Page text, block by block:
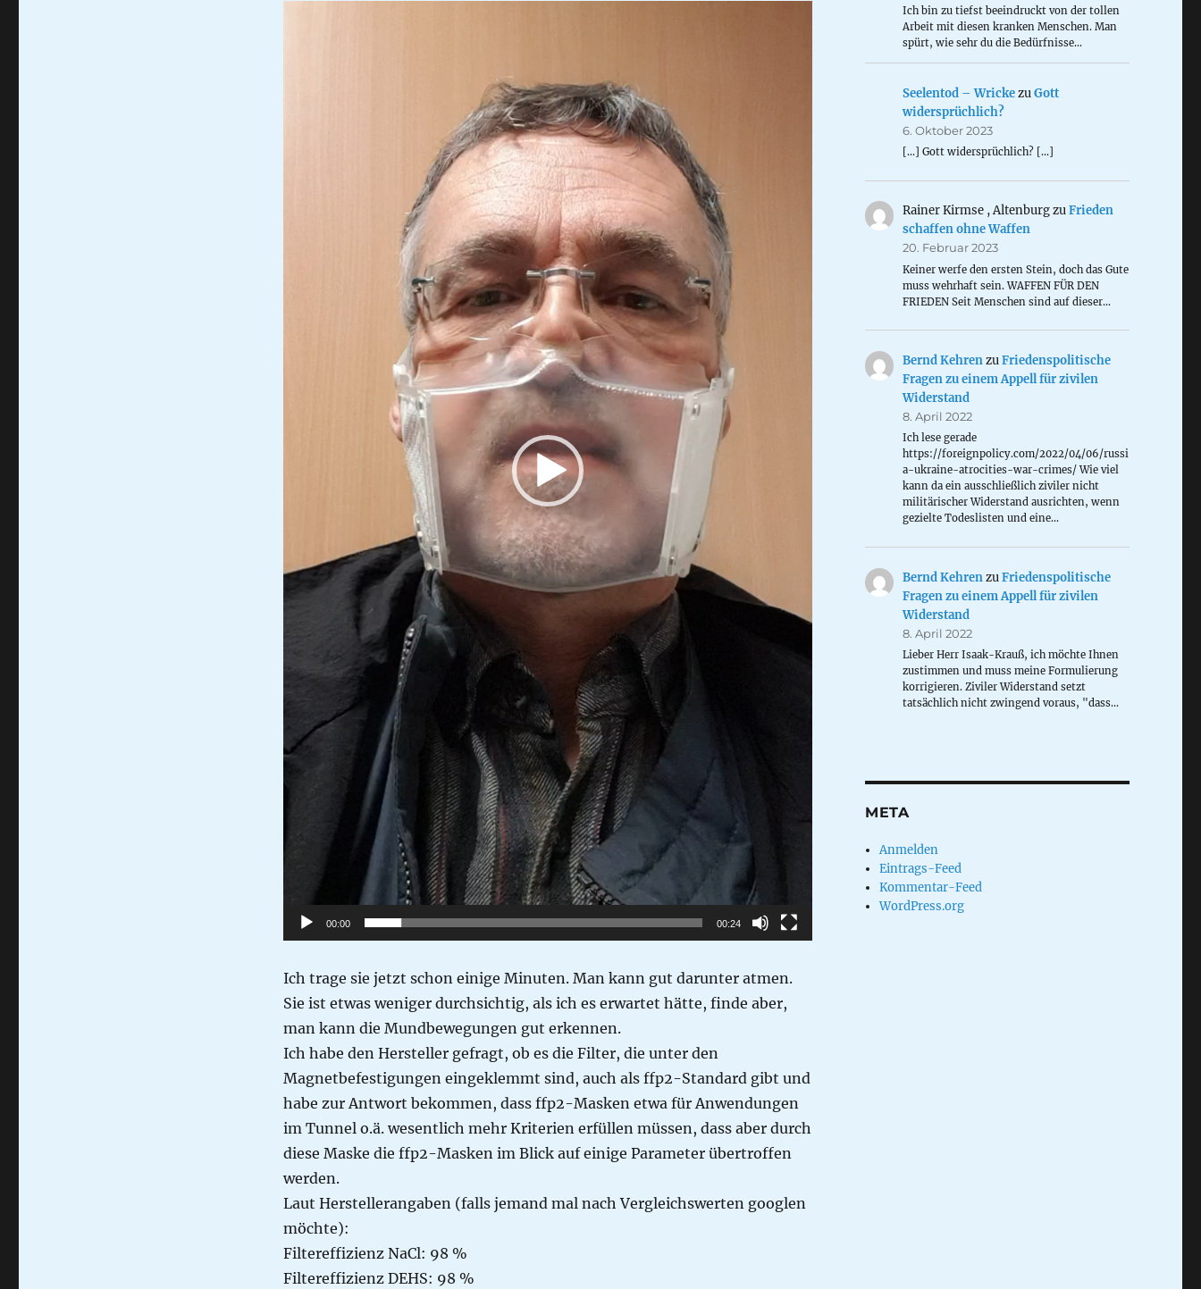
00:00 00:24
Ich trage sie jetzt schon einige Minuten. Man kann gut darunter atmen.
Sie ist etwas weniger durchsichtig, als ich es erwartet hätte, finde aber,
man kann die Mundbewegungen gut erkennen.
Ich habe den Hersteller gefragt, ob es die Filter, die unter den
Magnetbefestigungen eingeklemmt sind, auch als ffp2-Standard gibt und
habe zur Antwort bekommen, dass ffp2-Masken etwa für Anwendungen
im Tunnel o.ä. wesentlich mehr Kriterien erfüllen müssen, dass aber durch
diese Maske die ffp2-Masken im Blick auf einige Parameter übertroffen
werden.
Laut Herstellerangaben (falls jemand mal nach Vergleichswerten googlen
möchte):
Filtereffizienz NaCl: 98 %
Filtereffizienz DEHS: 98 %
Ich bin zu tiefst beeindruckt von der tollen
Arbeit mit diesen kranken Menschen. Man
spürt, wie sehr du die Bedürfnisse…
Seelentod – WrickezuGott
widersprüchlich?
6. Oktober 2023
[…] Gott widersprüchlich? […]
Rainer Kirmse , AltenburgzuFrieden
schaffen ohne Waffen
20. Februar 2023
Keiner werfe den ersten Stein, doch das Gute
muss wehrhaft sein. WAFFEN FÜR DEN
FRIEDEN Seit Menschen sind auf dieser…
Bernd KehrenzuFriedenspolitische
Fragen zu einem Appell für zivilen
Widerstand
8. April 2022
Ich lese gerade
https://foreignpolicy.com/2022/04/06/russi
a-ukraine-atrocities-war-crimes/ Wie viel
kann da ein ausschließlich ziviler nicht
militärischer Widerstand ausrichten, wenn
gezielte Todeslisten und eine…
Bernd KehrenzuFriedenspolitische
Fragen zu einem Appell für zivilen
Widerstand
8. April 2022
Lieber Herr Isaak-Krauß, ich möchte Ihnen
zustimmen und muss meine Formulierung
korrigieren. Ziviler Widerstand setzt
tatsächlich nicht zwingend voraus, "dass…
META
Anmelden
Eintrags-Feed
Kommentar-Feed
WordPress.org